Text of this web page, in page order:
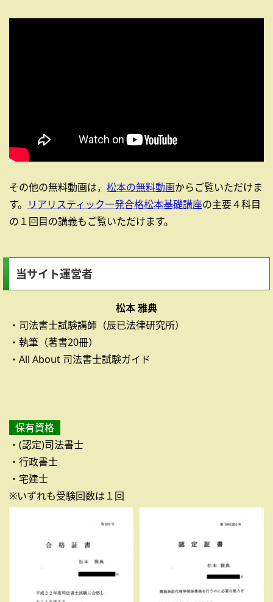
その他の無料動画は， 松本の無料動画からご覧いただけま
す。 リアリスティック一発合格松本基礎講座の主要４科目
の１回目の講義もご覧いただけます。
当サイト運営者
松本 雅典
・司法書士試験講師（辰已法律研究所）
・執筆（著書20冊）
・All About 司法書士試験ガイド
保有資格
・(認定)司法書士
・行政書士
・宅建士
※いずれも受験回数は１回